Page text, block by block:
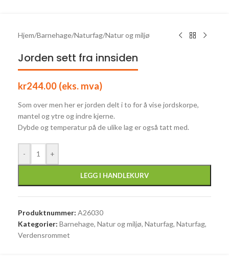
Hjem/Barnehage/Naturfag/Natur og miljø
Jorden sett fra innsiden
kr244.00 (eks. mva)
Som over men her er jorden delt i to for å vise jordskorpe,
mantel og ytre og indre kjerne.
Dybde og temperatur på de ulike lag er også tatt med.
- +
LEGG I HANDLEKURV
Produktnummer: A26030
Kategorier: Barnehage, Natur og miljø, Naturfag, Naturfag,
Verdensrommet